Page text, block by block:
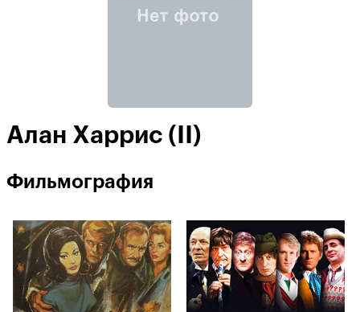
Алан Харрис (II)
Фильмография